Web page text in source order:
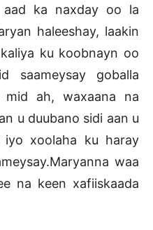
ka naxday oo la
haleeshay, laakin
ku koobnayn oo
saameysay goballa
ah, waxaana na
u duubano sidi aan u
iyo xoolaha ku haray
waa
na keen xafiiskaada